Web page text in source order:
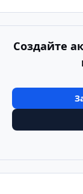
Создайте